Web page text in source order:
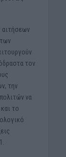
αιτήσεων
τον
την
να
το